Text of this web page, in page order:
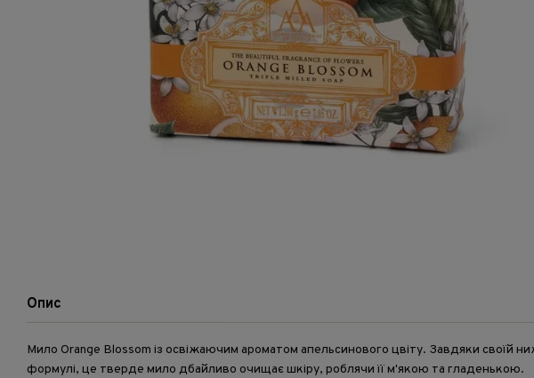
Опис
Мило Orange Blossom із освіжаючим ароматом апельсинового цвіту. Завдяки своїй
формулі, це тверде мило дбайливо очищає шкіру, роблячи її м'якою та гладенькою.